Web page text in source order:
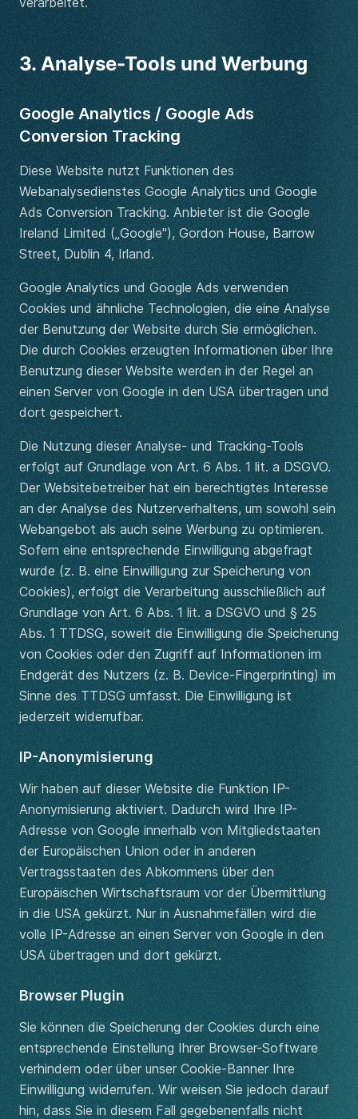
3. Analyse-Tools und Werbung
Google Analytics / Google Ads
Conversion Tracking
Diese Website nutzt Funktionen des
Webanalysedienstes Google Analytics und Google
Ads Conversion Tracking. Anbieter ist die Google
Ireland Limited („Google"), Gordon House, Barrow
Street, Dublin 4, Irland.
Google Analytics und Google Ads verwenden
Cookies und ähnliche Technologien, die eine Analyse
der Benutzung der Website durch Sie ermöglichen.
Die durch Cookies erzeugten Informationen über Ihre
Benutzung dieser Website werden in der Regel an
einen Server von Google in den USA übertragen und
dort gespeichert.
Die Nutzung dieser Analyse- und Tracking-Tools
erfolgt auf Grundlage von Art. 6 Abs. 1 lit. a DSGVO.
Der Websitebetreiber hat ein berechtigtes Interesse
an der Analyse des Nutzerverhaltens, um sowohl sein
Webangebot als auch seine Werbung zu optimieren.
Sofern eine entsprechende Einwilligung abgefragt
wurde (z. B. eine Einwilligung zur Speicherung von
Cookies), erfolgt die Verarbeitung ausschließlich auf
Grundlage von Art. 6 Abs. 1 lit. a DSGVO und § 25
Abs. 1 TTDSG, soweit die Einwilligung die Speicherung
von Cookies oder den Zugriff auf Informationen im
Endgerät des Nutzers (z. B. Device-Fingerprinting) im
Sinne des TTDSG umfasst. Die Einwilligung ist
jederzeit widerrufbar.
IP-Anonymisierung
Wir haben auf dieser Website die Funktion IP-
Anonymisierung aktiviert. Dadurch wird Ihre IP-
Adresse von Google innerhalb von Mitgliedstaaten
der Europäischen Union oder in anderen
Vertragsstaaten des Abkommens über den
Europäischen Wirtschaftsraum vor der Übermittlung
in die USA gekürzt. Nur in Ausnahmefällen wird die
volle IP-Adresse an einen Server von Google in den
USA übertragen und dort gekürzt.
Browser Plugin
Sie können die Speicherung der Cookies durch eine
entsprechende Einstellung Ihrer Browser-Software
verhindern oder über unser Cookie-Banner Ihre
Einwilligung widerrufen. Wir weisen Sie jedoch darauf
hin, dass Sie in diesem Fall gegebenenfalls nicht